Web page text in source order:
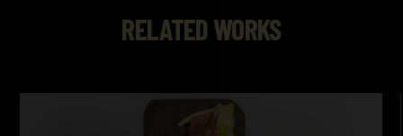
RELATED WORKS